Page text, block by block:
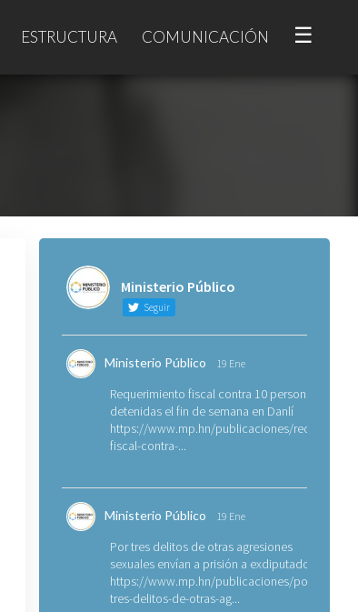
ESTRUCTURA COMUNICACIÓN ☰
Ministerio Público
Seguir
Ministerio Público 19 Ene
Requerimiento fiscal contra 10 personas
detenidas el fin de semana en Danlí
https://www.mp.hn/publicaciones/
fiscal-contra-...
Ministerio Público 19 Ene
Por tres delitos de otras agresiones
sexuales envían a prisión a exdiputado
https://www.mp.hn/publicaciones/por-
tres-delitos-de-otras-ag...